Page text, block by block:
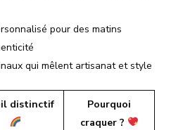
pour des matins
qui mêlent artisanat et style
distinctif
Pourquoi
craquer ?